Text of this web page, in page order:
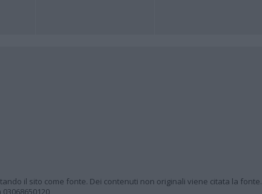
il sito come fonte. Dei contenuti non originali viene citata la fonte.